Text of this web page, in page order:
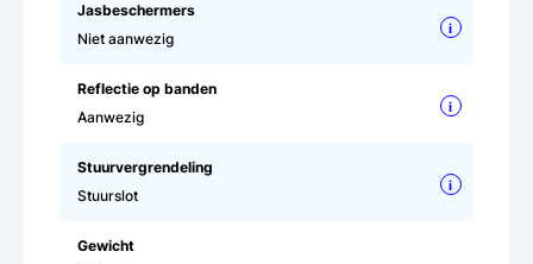
Jasbeschermers
Niet aanwezig
i
Reflectie op banden
Aanwezig
i
Stuurvergrendeling
Stuurslot
i
Gewicht